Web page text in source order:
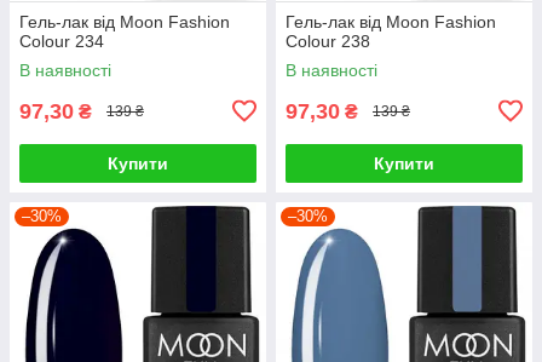
Гель-лак від Moon Fashion
Colour 234
В наявності
97,30 ₴ 139 ₴
Купити
Гель-лак від Moon Fashion
Colour 238
В наявності
97,30 ₴ 139 ₴
Купити
–30% –30%